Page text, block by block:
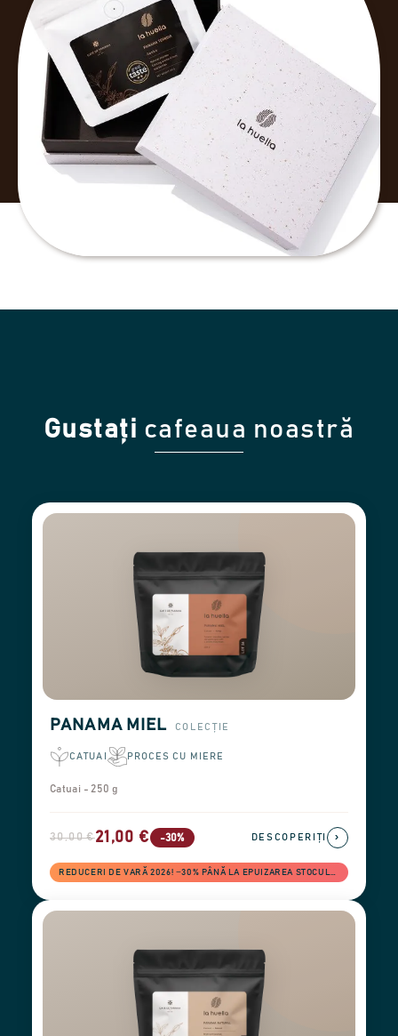
Gustați cafeaua noastră
PANAMA MIEL COLECȚIE
CATUAI PROCES CU MIERE
Catuai - 250 g
30,00 €21,00 € -30%
REDUCERI DE VARĂ 2026! −30% PÂNĂ LA EPUIZAREA STOCULUI
DESCOPERIȚI ›